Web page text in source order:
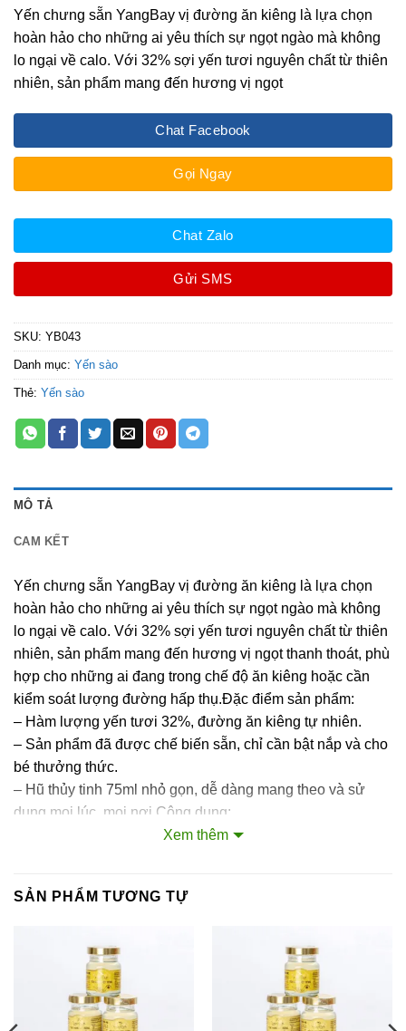
Yến chưng sẵn YangBay vị đường ăn kiêng là lựa chọn
hoàn hảo cho những ai yêu thích sự ngọt ngào mà không
lo ngại về calo. Với 32% sợi yến tươi nguyên chất từ thiên
nhiên, sản phẩm mang đến hương vị ngọt
Chat Facebook
Gọi Ngay
Chat Zalo
Gửi SMS
SKU: YB043
Danh mục: Yến sào
Thẻ: Yến sào
MÔ TẢ
CAM KẾT
Yến chưng sẵn YangBay vị đường ăn kiêng là lựa chọn
hoàn hảo cho những ai yêu thích sự ngọt ngào mà không
lo ngại về calo. Với 32% sợi yến tươi nguyên chất từ thiên
nhiên, sản phẩm mang đến hương vị ngọt thanh thoát, phù
hợp cho những ai đang trong chế độ ăn kiêng hoặc cần
kiểm soát lượng đường hấp thụ.Đặc điểm sản phẩm:
– Hàm lượng yến tươi 32%, đường ăn kiêng tự nhiên.
– Sản phẩm đã được chế biến sẵn, chỉ cần bật nắp và cho
bé thưởng thức.
– Hũ thủy tinh 75ml nhỏ gọn, dễ dàng mang theo và sử
dụng mọi lúc, mọi nơi.Công dụng:
– Bổ sung dinh dưỡng: protein, axitamin cần thiết cho cơ
– Thích hợp cho chế độ ăn kiêng, mang lại cảm giác no lâu
thời điểm sử dụng phù hợp:
– Phù hợp cho người đang ăn kiêng, người tiểu đường
– Người trưởng thành và người cao tuổi: 1 hũ/ngày để duy
trì sức khỏe và dinh dưỡng.
Xem thêm
SẢN PHẨM TƯƠNG TỰ